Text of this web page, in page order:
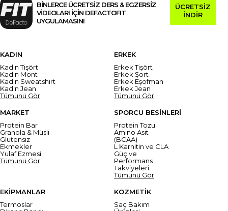
BİNLERCE ÜCRETSİZ DERS & EGZERSİZ
VİDEOLARI İÇİN DEFACTOFIT
UYGULAMASINI
ÜCRETSİZ
İNDİR
KADIN
Kadın Tişört
Kadın Mont
Kadın Sweatshirt
Kadın Jean
Tümünü Gör
ERKEK
Erkek Tişört
Erkek Şort
Erkek Eşofman
Erkek Jean
Tümünü Gör
MARKET
Protein Bar
Granola & Müsli
Glutensiz
Ekmekler
Yulaf Ezmesi
Tümünü Gör
SPORCU BESİNLERİ
Protein Tozu
Amino Asit
(BCAA)
L Karnitin ve CLA
Güç ve
Performans
Takviyeleri
Tümünü Gör
EKİPMANLAR
Termoslar
KOZMETİK
Saç Bakım